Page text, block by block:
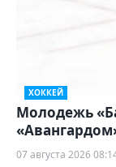
ХОККЕЙ
Молодежь
07 августа 2026